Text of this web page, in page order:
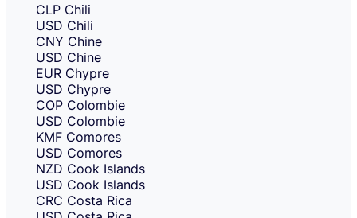
CLP Chili
USD Chili
CNY Chine
USD Chine
EUR Chypre
USD Chypre
COP Colombie
USD Colombie
KMF Comores
USD Comores
NZD Cook Islands
USD Cook Islands
CRC Costa Rica